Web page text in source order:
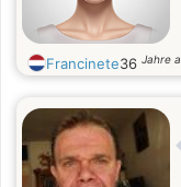
Francinete36 Jahre